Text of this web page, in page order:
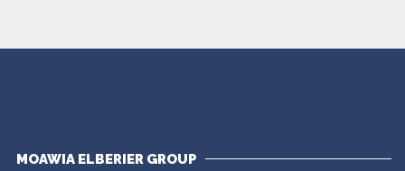
MOAWIA ELBERIER GROUP